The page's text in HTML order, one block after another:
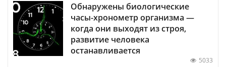
Обнаружены биологические
часы-хронометр организма —
когда они выходят из строя,
развитие человека
останавливается
5033